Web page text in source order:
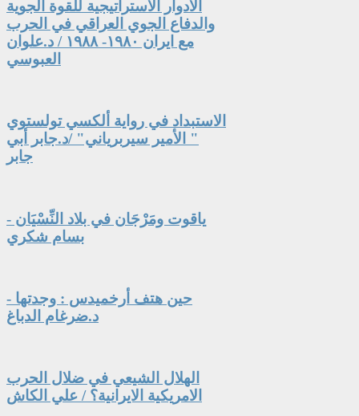
الادوار الاستراتيجية للقوة الجوية
والدفاع الجوي العراقي في الحرب
مع ايران ١٩٨٠- ١٩٨٨ / د.علوان
العبوسي
الاستبداد في رواية ألكسي تولستوي
" الأمير سيربرياني" /د.جابر أبي
جابر
ياقوت ومَرْجَان في بلاد النِّسْيَان -
بسام شكري
حين هتف أرخميدس : وجدتها -
د.ضرغام الدباغ
الهلال الشيعي في ضلال الحرب
الامريكية الايرانية؟ / علي الكاش